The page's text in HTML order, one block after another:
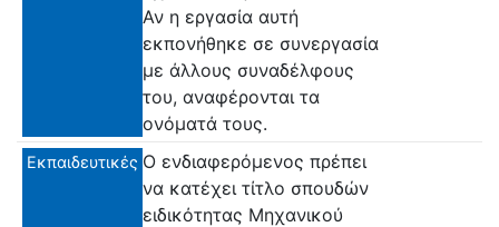
Αν η εργασία αυτή
εκπονήθηκε σε συνεργασία
με άλλους συναδέλφους
του, αναφέρονται τα
ονόματά τους.
Εκπαιδευτικές Ο ενδιαφερόμενος πρέπει
να κατέχει τίτλο σπουδών
ειδικότητας Μηχανικού